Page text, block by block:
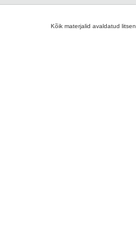
Kõik materjalid avaldatud